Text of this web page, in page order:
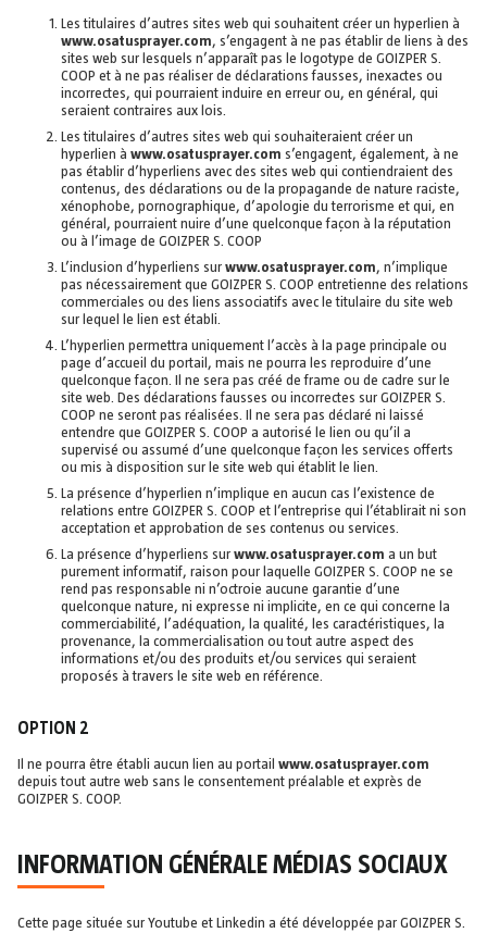
Les titulaires d’autres sites web qui souhaitent créer un hyperlien à
www.osatusprayer.com, s’engagent à ne pas établir de liens à des
sites web sur lesquels n’apparaît pas le logotype de GOIZPER S.
COOP et à ne pas réaliser de déclarations fausses, inexactes ou
incorrectes, qui pourraient induire en erreur ou, en général, qui
seraient contraires aux lois.
Les titulaires d’autres sites web qui souhaiteraient créer un
hyperlien à www.osatusprayer.com s’engagent, également, à ne
pas établir d’hyperliens avec des sites web qui contiendraient des
contenus, des déclarations ou de la propagande de nature raciste,
xénophobe, pornographique, d’apologie du terrorisme et qui, en
général, pourraient nuire d’une quelconque façon à la réputation
ou à l’image de GOIZPER S. COOP
L’inclusion d’hyperliens sur www.osatusprayer.com, n’implique
pas nécessairement que GOIZPER S. COOP entretienne des relations
commerciales ou des liens associatifs avec le titulaire du site web
sur lequel le lien est établi.
L’hyperlien permettra uniquement l’accès à la page principale ou
page d’accueil du portail, mais ne pourra les reproduire d’une
quelconque façon. Il ne sera pas créé de frame ou de cadre sur le
site web. Des déclarations fausses ou incorrectes sur GOIZPER S.
COOP ne seront pas réalisées. Il ne sera pas déclaré ni laissé
entendre que GOIZPER S. COOP a autorisé le lien ou qu’il a
supervisé ou assumé d’une quelconque façon les services offerts
ou mis à disposition sur le site web qui établit le lien.
La présence d’hyperlien n’implique en aucun cas l’existence de
relations entre GOIZPER S. COOP et l’entreprise qui l’établirait ni son
acceptation et approbation de ses contenus ou services.
La présence d’hyperliens sur www.osatusprayer.com a un but
purement informatif, raison pour laquelle GOIZPER S. COOP ne se
rend pas responsable ni n’octroie aucune garantie d’une
quelconque nature, ni expresse ni implicite, en ce qui concerne la
commerciabilité, l’adéquation, la qualité, les caractéristiques, la
provenance, la commercialisation ou tout autre aspect des
informations et/ou des produits et/ou services qui seraient
proposés à travers le site web en référence.
OPTION 2
Il ne pourra être établi aucun lien au portail www.osatusprayer.com
depuis tout autre web sans le consentement préalable et exprès de
GOIZPER S. COOP.
INFORMATION GÉNÉRALE MÉDIAS SOCIAUX
Cette page située sur Youtube et Linkedin a été développée par GOIZPER S.